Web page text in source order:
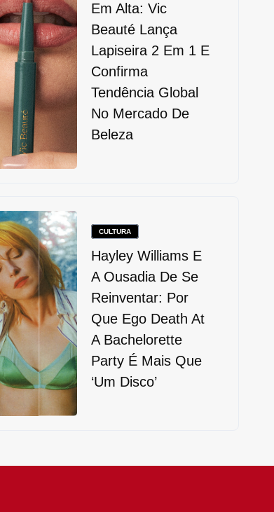
Em Alta: Vic
Beauté Lança
Lapiseira 2 Em 1 E
Confirma
Tendência Global
No Mercado De
Beleza
CULTURA
Hayley Williams E
A Ousadia De Se
Reinventar: Por
Que Ego Death At
A Bachelorette
Party É Mais Que
‘um Disco’